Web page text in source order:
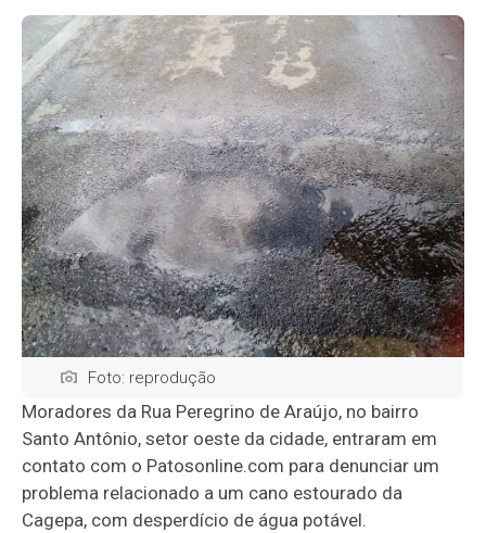
Foto: reprodução
Moradores da Rua Peregrino de Araújo, no bairro
Santo Antônio, setor oeste da cidade, entraram em
contato com o Patosonline.com para denunciar um
problema relacionado a um cano estourado da
Cagepa, com desperdício de água potável.